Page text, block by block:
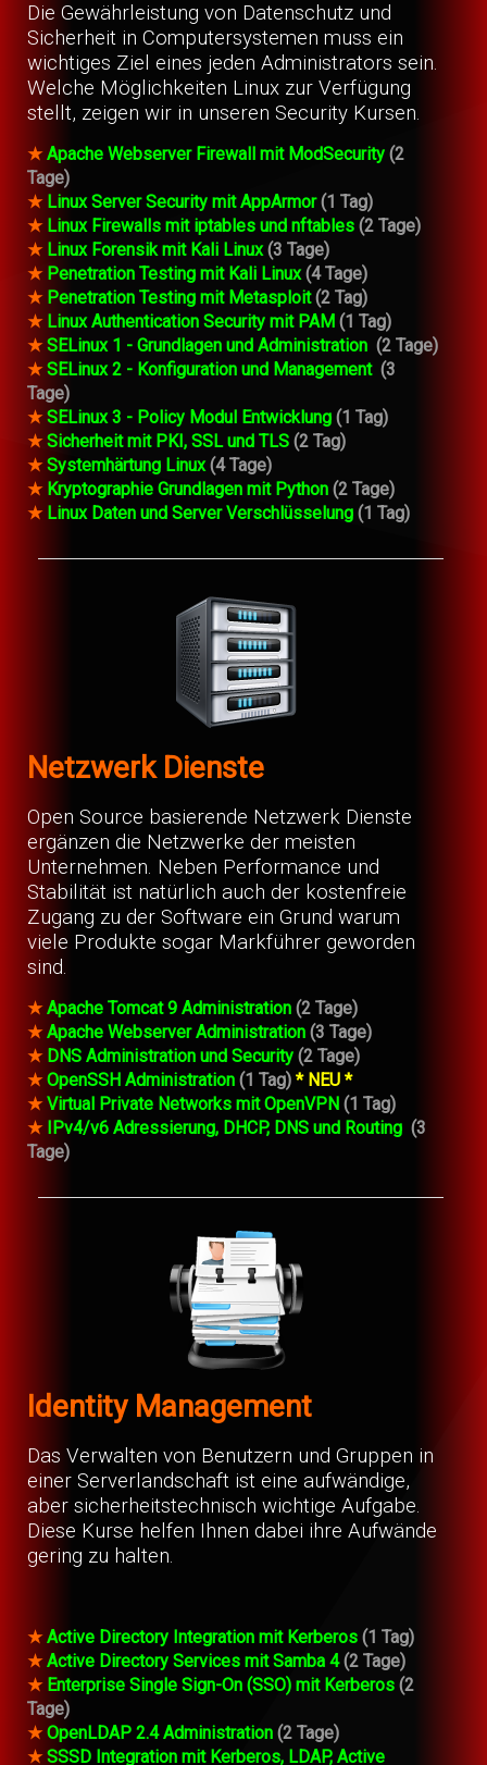
Die Gewährleistung von Datenschutz und
Sicherheit in Computersystemen muss ein
wichtiges Ziel eines jeden Administrators sein.
Welche Möglichkeiten Linux zur Verfügung
stellt, zeigen wir in unseren Security Kursen.
★ Apache Webserver Firewall mit ModSecurity (2
Tage)
★ Linux Server Security mit AppArmor(1 Tag)
★ Linux Firewalls mit iptables und nftables (2 Tage)
★ Linux Forensik mit Kali Linux (3 Tage)
★ Penetration Testing mit Kali Linux (4 Tage)
★ Penetration Testing mit Metasploit(2 Tag)
★ Linux Authentication Security mit PAM (1 Tag)
★SELinux 1 - Grundlagen und Administration (2 Tage)
★SELinux 2 - Konfiguration und Management (3
Tage)
★SELinux 3 - Policy Modul Entwicklung (1 Tag)
★Sicherheit mit PKI, SSL und TLS (2 Tag)
★Systemhärtung Linux (4 Tage)
★ Kryptographie Grundlagen mit Python (2 Tage)
★ Linux Daten und Server Verschlüsselung (1 Tag)
Netzwerk Dienste
Open Source basierende Netzwerk Dienste
ergänzen die Netzwerke der meisten
Unternehmen. Neben Performance und
Stabilität ist natürlich auch der kostenfreie
Zugang zu der Software ein Grund warum
viele Produkte sogar Markführer geworden
sind.
★ Apache Tomcat 9 Administration (2 Tage)
★ Apache Webserver Administration (3 Tage)
★ DNS Administration und Security (2 Tage)
★ OpenSSH Administration (1 Tag) * NEU *
★ Virtual Private Networks mit OpenVPN (1 Tag)
★ IPv4/v6 Adressierung, DHCP, DNS und Routing (3
Tage)
Identity Management
Das Verwalten von Benutzern und Gruppen in
einer Serverlandschaft ist eine aufwändige,
aber sicherheitstechnisch wichtige Aufgabe.
Diese Kurse helfen Ihnen dabei ihre Aufwände
gering zu halten.
★ Active Directory Integration mit Kerberos (1 Tag)
★ Active Directory Services mit Samba 4(2 Tage)
★ Enterprise Single Sign-On (SSO) mit Kerberos (2
Tage)
★ OpenLDAP 2.4 Administration (2 Tage)
★ SSSD Integration mit Kerberos, LDAP, Active